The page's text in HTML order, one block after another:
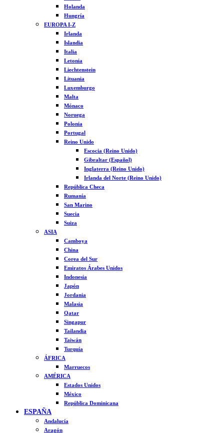
Holanda
Hungría
EUROPA I-Z
Irlanda
Islandia
Italia
Letonia
Liechtenstein
Lituania
Luxemburgo
Malta
Mónaco
Noruega
Polonia
Portugal
Reino Unido
Escocia (Reino Unido)
Gibraltar (Español)
Inglaterra (Reino Unido)
Irlanda del Norte (Reino Unido)
República Checa
Rumanía
San Marino
Suecia
Suiza
ASIA
Camboya
China
Corea del Sur
Emiratos Árabes Unidos
Indonesia
Japón
Jordania
Malasia
Qatar
Singapur
Tailandia
Taiwán
Turquía
ÁFRICA
Marruecos
AMÉRICA
Estados Unidos
México
República Dominicana
ESPAÑA
Andalucía
Aragón